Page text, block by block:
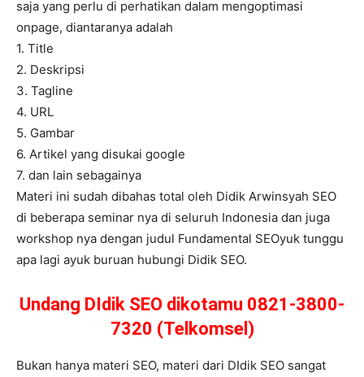
saja yang perlu di perhatikan dalam mengoptimasi
onpage, diantaranya adalah
1. Title
2. Deskripsi
3. Tagline
4. URL
5. Gambar
6. Artikel yang disukai google
7. dan lain sebagainya
Materi ini sudah dibahas total oleh Didik Arwinsyah SEO
di beberapa seminar nya di seluruh Indonesia dan juga
workshop nya dengan judul Fundamental SEOyuk tunggu
apa lagi ayuk buruan hubungi Didik SEO.
Undang DIdik SEO dikotamu 0821-3800-
7320 (Telkomsel)
Bukan hanya materi SEO, materi dari DIdik SEO sangat